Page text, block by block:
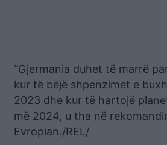
“Gjermania duhet të marrë
kur të bëjë shpenzimet e
2023 dhe kur të hartojë
më 2024, u tha në
Evropian./REL/